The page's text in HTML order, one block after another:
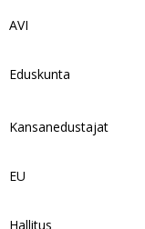
AVI
Eduskunta
Kansanedustajat
EU
Hallitus